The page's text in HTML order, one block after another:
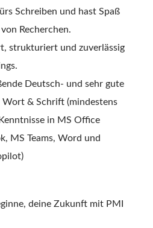
Schreiben und hast Spaß
Recherchen.
strukturiert und zuverlässig
Deutsch- und sehr gute
Wort & Schrift (mindestens
in MS Office
MS Teams, Word und
deine Zukunft mit PMI